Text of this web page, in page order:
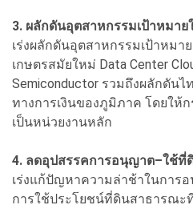
3. ผลักดันอุตสาหกรรมเป้าหมาย
เร่งผลักดันอุตสาหกรรมเป้าหม
เกษตรสมัยใหม่ Data Center
Semiconductor รวมถึงผลักดันไ
ทางการเงินของภูมิภาค โดยให้
เป็นหน่วยงานหลัก
4. ลดอุปสรรคการอนุญาต–ใช้ที่
เร่งแก้ปัญหาความล่าช้าในการ
การใช้ประโยชน์ที่ดินสาธารณะ